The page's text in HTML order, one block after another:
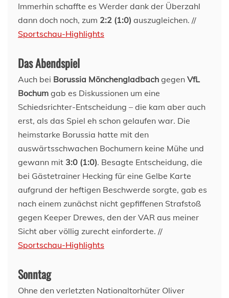
Immerhin schaffte es Werder dank der Überzahl
dann doch noch, zum 2:2 (1:0) auszugleichen. //
Sportschau-Highlights
Das Abendspiel
Auch bei Borussia Mönchengladbach gegen VfL
Bochum gab es Diskussionen um eine
Schiedsrichter-Entscheidung – die kam aber auch
erst, als das Spiel eh schon gelaufen war. Die
heimstarke Borussia hatte mit den
auswärtsschwachen Bochumern keine Mühe und
gewann mit 3:0 (1:0). Besagte Entscheidung, die
bei Gästetrainer Hecking für eine Gelbe Karte
aufgrund der heftigen Beschwerde sorgte, gab es
nach einem zunächst nicht gepfiffenen Strafstoß
gegen Keeper Drewes, den der VAR aus meiner
Sicht aber völlig zurecht einforderte. //
Sportschau-Highlights
Sonntag
Ohne den verletzten Nationaltorhüter Oliver